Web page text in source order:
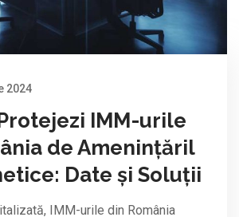
2024
IMM-urile
de Amenințăril
Date și Soluții
IMM-urile din România